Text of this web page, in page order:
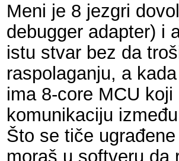
Meni je 8 jezgri
debugger adapter) i
istu stvar bez da
raspolaganju, a
ima 8-core MCU koji
komunikaciju
Što se tiče
moraš u softveru da